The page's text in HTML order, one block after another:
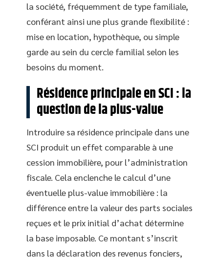
la société, fréquemment de type familiale,
conférant ainsi une plus grande flexibilité :
mise en location, hypothèque, ou simple
garde au sein du cercle familial selon les
besoins du moment.
Résidence principale en SCI : la
question de la plus-value
Introduire sa résidence principale dans une
SCI produit un effet comparable à une
cession immobilière, pour l’administration
fiscale. Cela enclenche le calcul d’une
éventuelle plus-value immobilière : la
différence entre la valeur des parts sociales
reçues et le prix initial d’achat détermine
la base imposable. Ce montant s’inscrit
dans la déclaration des revenus fonciers,